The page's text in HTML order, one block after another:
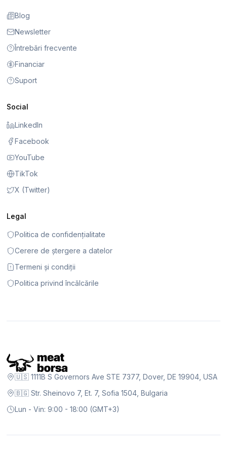
Blog
Newsletter
Întrebări frecvente
Financiar
Suport
Social
LinkedIn
Facebook
YouTube
TikTok
X (Twitter)
Legal
Politica de confidențialitate
Cerere de ștergere a datelor
Termeni și condiții
Politica privind încălcările
🇺🇸 1111B S Governors Ave STE 7377, Dover, DE 19904, USA
🇧🇬 Str. Sheinovo 7, Et. 7, Sofia 1504, Bulgaria
Lun - Vin: 9:00 - 18:00 (GMT+3)